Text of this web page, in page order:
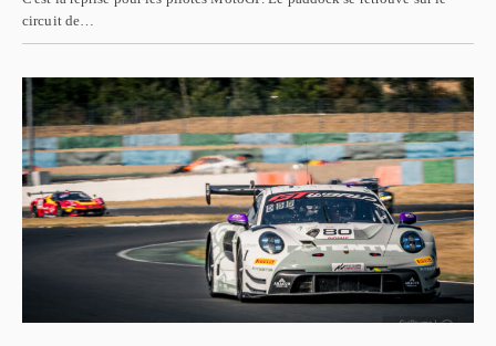
circuit de…